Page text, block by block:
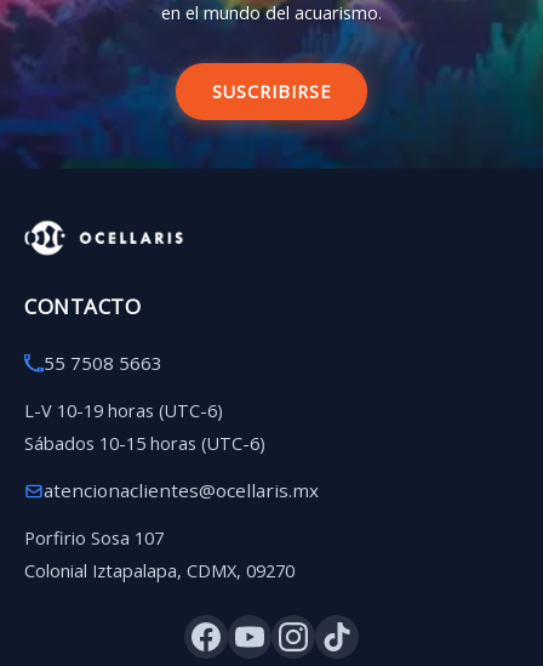
en el mundo del acuarismo.
SUSCRIBIRSE
CONTACTO
55 7508 5663
L-V 10-19 horas (UTC-6)
Sábados 10-15 horas (UTC-6)
atencionaclientes@ocellaris.mx
Porfirio Sosa 107
Colonial Iztapalapa, CDMX, 09270